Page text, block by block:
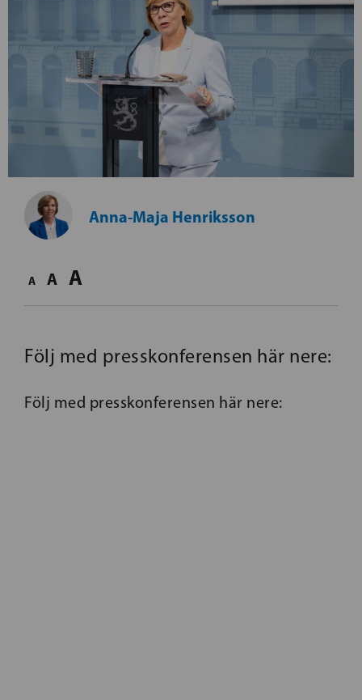
Anna-Maja Henriksson
A A A
Följ med presskonferensen här nere:
Följ med presskonferensen här nere: